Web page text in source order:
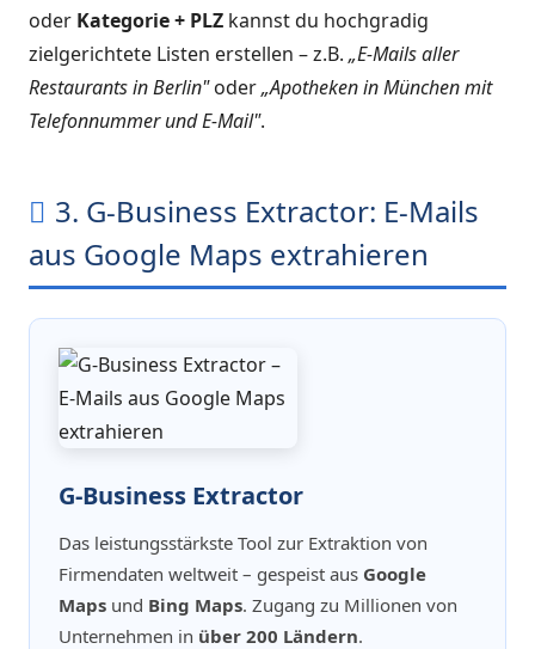
oder Kategorie + PLZ kannst du hochgradig
zielgerichtete Listen erstellen – z.B. „E-Mails aller
Restaurants in Berlin"oder„Apotheken in München mit
Telefonnummer und E-Mail".
3. G-Business Extractor: E-Mails
aus Google Maps extrahieren
G-Business Extractor
Das leistungsstärkste Tool zur Extraktion von
Firmendaten weltweit – gespeist aus Google
Maps und Bing Maps. Zugang zu Millionen von
Unternehmen in über 200 Ländern.